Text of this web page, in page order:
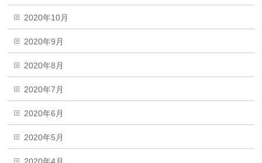
2020年10月
2020年9月
2020年8月
2020年7月
2020年6月
2020年5月